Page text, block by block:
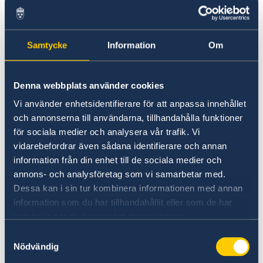
Samtycke Information Om
Denna webbplats använder cookies
Vi använder enhetsidentifierare för att anpassa innehållet
och annonserna till användarna, tillhandahålla funktioner
för sociala medier och analysera vår trafik. Vi
vidarebefordrar även sådana identifierare och annan
information från din enhet till de sociala medier och
annons- och analysföretag som vi samarbetar med.
Dessa kan i sin tur kombinera informationen med annan
information som du har tillhandahållit eller som de har
Nödvändig
malariaprofylax bör du kontakta din läkare eller
vaccinationscentral för rådgivning. Om du
kommer att resa i landet och bo på enklare
ställen kan det vara en god idé att ta med ett
resemyggnät, myggstift eller myggspray samt
långärmad tröja och byxor mot myggbett vid
gryning/skymning. Solhatt och solkräm kan
också vara bra.
HIV/Aids är en utbredd sjukdom och man bör
tänka på detta i sina kontakter med
sjukvården.
I maj 2022 konstaterades ett fall av polio i
landet för första gången på tre årtionden.
Folkhälsomyndighetens webbplats